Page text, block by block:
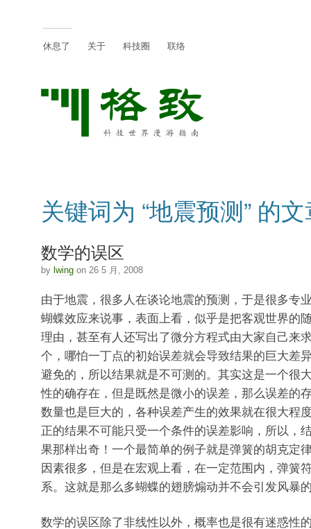
休息了 关于 科技圈 联络
关键词为 “地震预测” 的
数学的误区
by lwingon 26 5 月, 2008
由于地震，很多人在谈论地震的预测，于是很多专
蝴蝶效应来说事，表面上看，似乎是把客观世界的
理由，甚至有人还写出了微分方程式由大家自己来
个，哪怕一丁点的初始误差就会导致结果的巨大差
避免的，所以结果就是不可测的。其实这是一个很
性的确存在，但是既然是微小的误差，那么误差的
数量也是巨大的，各种误差产生的效果就在很大程
正的结果不可能只受一个条件的误差影响，所以，
果那样出奇！一个最简单的例子就是弹簧的胡克定
因素很多，但是在宏观上看，在一定范围内，弹簧
系。这就是那么多蝴蝶的翅膀煽动并不会引发风暴
数学的误区除了非线性以外，概率也是很有迷惑性